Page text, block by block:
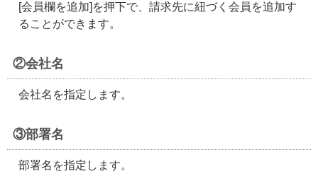
[会員欄を追加]を押下で、請求先に紐づく会員を追加す
ることができます。
②会社名
会社名を指定します。
③部署名
部署名を指定します。